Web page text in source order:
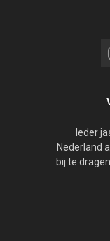
Ieder
Nederland
bij te